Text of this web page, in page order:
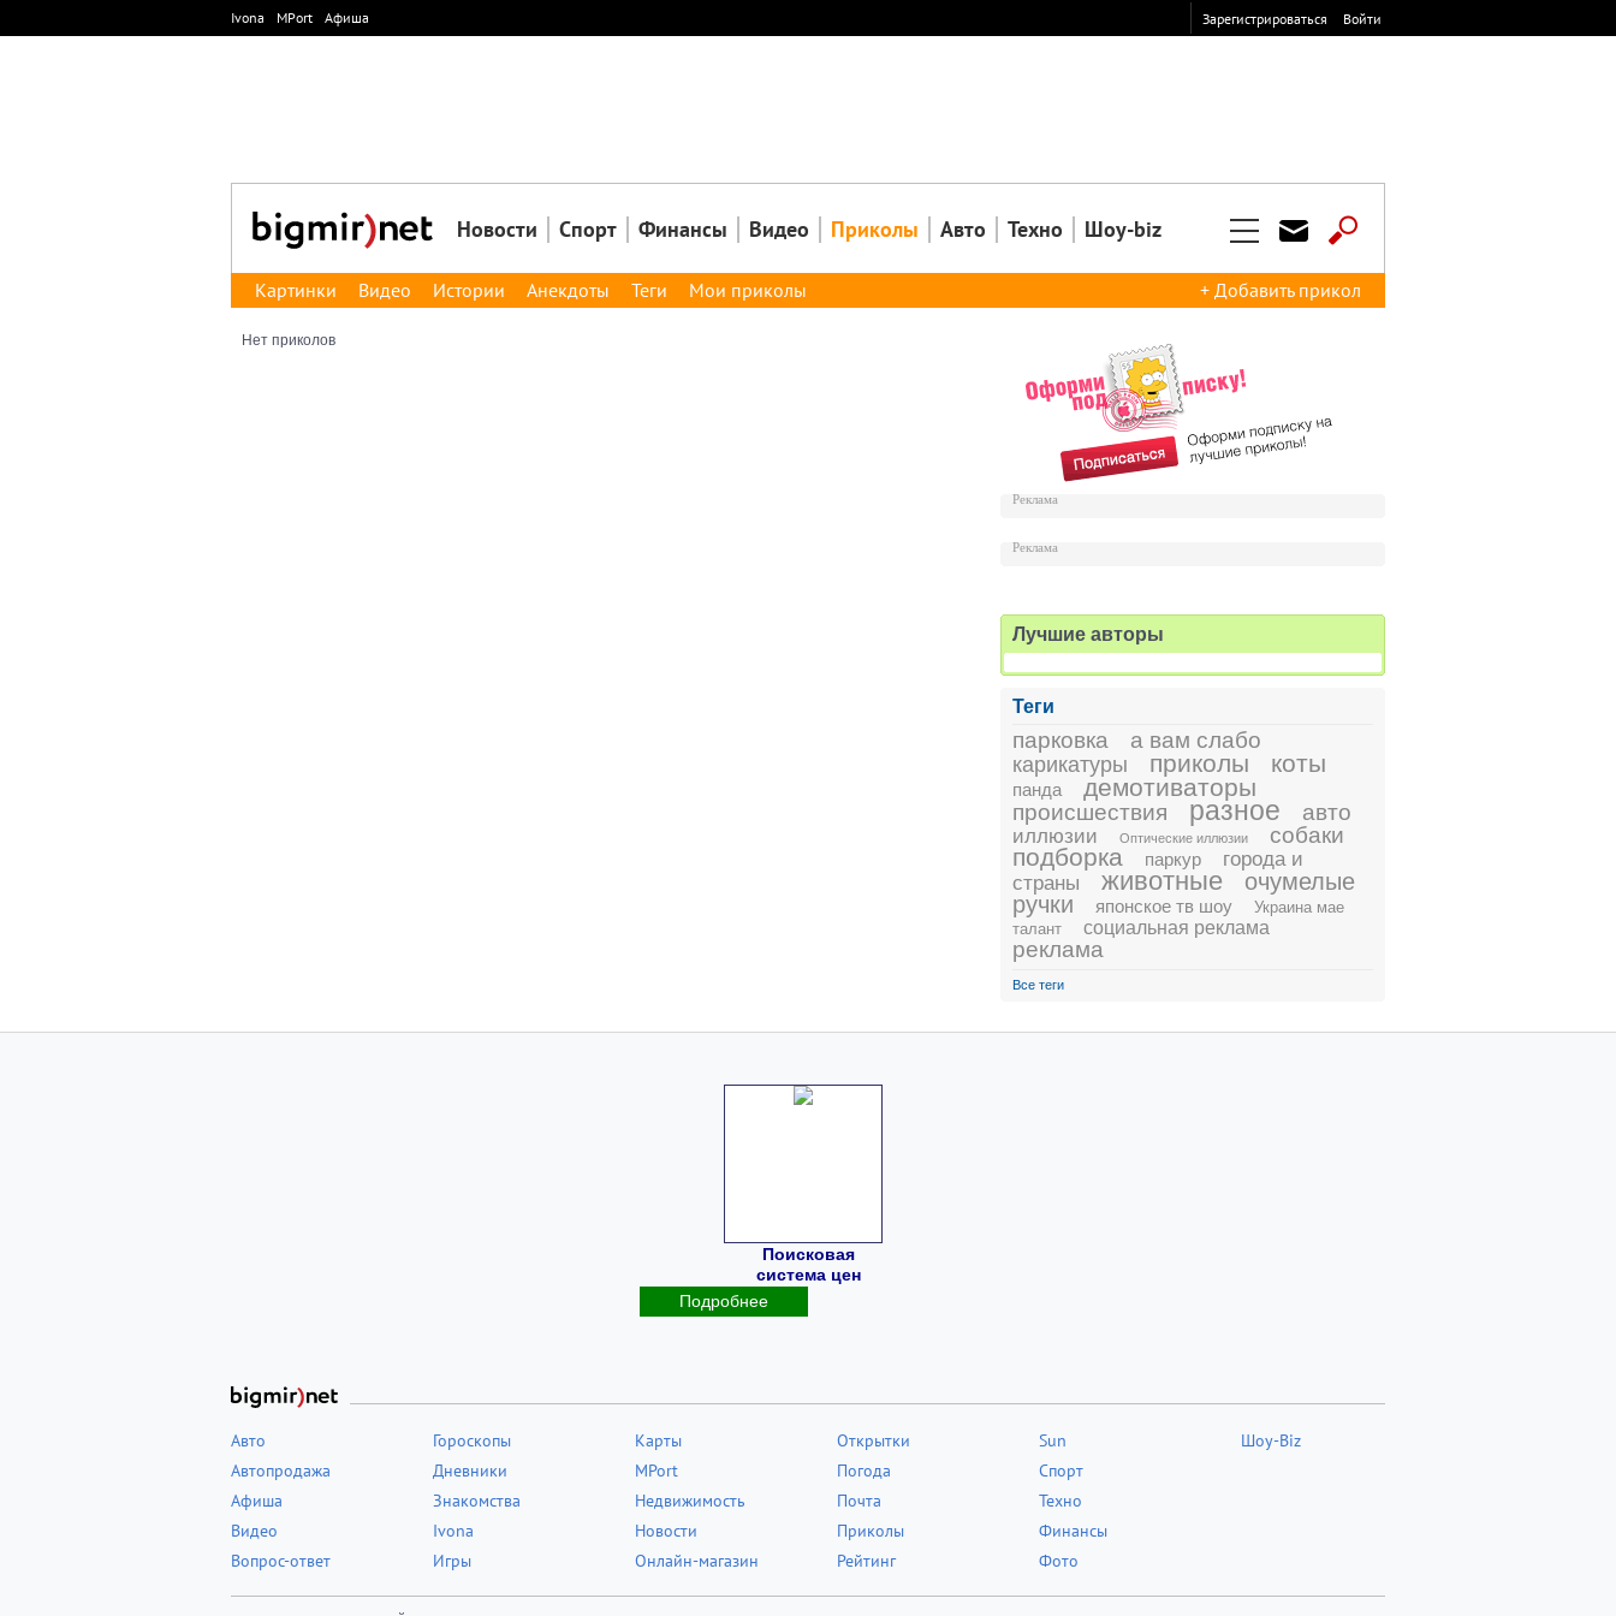
Закрыть
Ivona MPort Афиша Зарегистрироваться Войти
Новости Спорт Финансы Видео Приколы Авто Техно Шоу-biz
Картинки Видео Истории Анекдоты Теги Мои приколы + Добавить прикол
Нет приколов
Реклама
Реклама
Лучшие авторы
Теги
парковка а вам слабо
карикатуры приколы коты
панда демотиваторы
происшествия разное авто
иллюзии Оптические иллюзии собаки
подборка паркур
города и
страны
животные
очумелые
ручки
японское тв шоу
Украина мае
талант
социальная реклама
реклама
Все теги
Поисковая
система цен
Подробнее
Авто
Автопродажа
Афиша
Видео
Вопрос-ответ
Гороскопы
Дневники
Знакомства
Ivona
Игры
Карты
MPort
Недвижимость
Новости
Онлайн-магазин
Открытки
Погода
Почта
Приколы
Рейтинг
Sun
Спорт
Техно
Финансы
Фото
Шоу-Biz